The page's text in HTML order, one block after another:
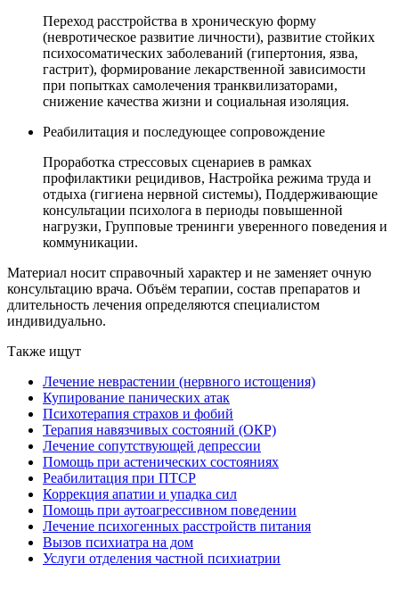
Переход расстройства в хроническую форму
(невротическое развитие личности), развитие стойких
психосоматических заболеваний (гипертония, язва,
гастрит), формирование лекарственной зависимости
при попытках самолечения транквилизаторами,
снижение качества жизни и социальная изоляция.
Реабилитация и последующее сопровождение
Проработка стрессовых сценариев в рамках
профилактики рецидивов, Настройка режима труда и
отдыха (гигиена нервной системы), Поддерживающие
консультации психолога в периоды повышенной
нагрузки, Групповые тренинги уверенного поведения и
коммуникации.
Материал носит справочный характер и не заменяет очную
консультацию врача. Объём терапии, состав препаратов и
длительность лечения определяются специалистом
индивидуально.
Также ищут
Лечение неврастении (нервного истощения)
Купирование панических атак
Психотерапия страхов и фобий
Терапия навязчивых состояний (ОКР)
Лечение сопутствующей депрессии
Помощь при астенических состояниях
Реабилитация при ПТСР
Коррекция апатии и упадка сил
Помощь при аутоагрессивном поведении
Лечение психогенных расстройств питания
Вызов психиатра на дом
Услуги отделения частной психиатрии